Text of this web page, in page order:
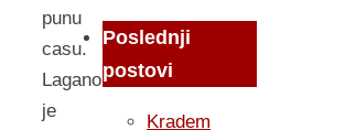
punu
casu.
Lagano
je
Poslednji
postovi
Kradem